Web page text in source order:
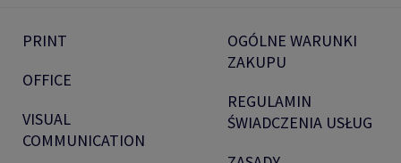
PRINT
OFFICE
VISUAL
COMMUNICATION
OGÓLNE WARUNKI
ZAKUPU
REGULAMIN
ŚWIADCZENIA USŁUG